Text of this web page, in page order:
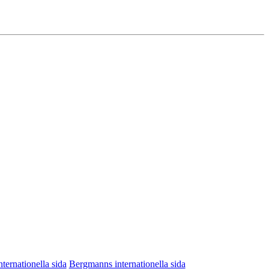
sida Bergmanns internationella sida